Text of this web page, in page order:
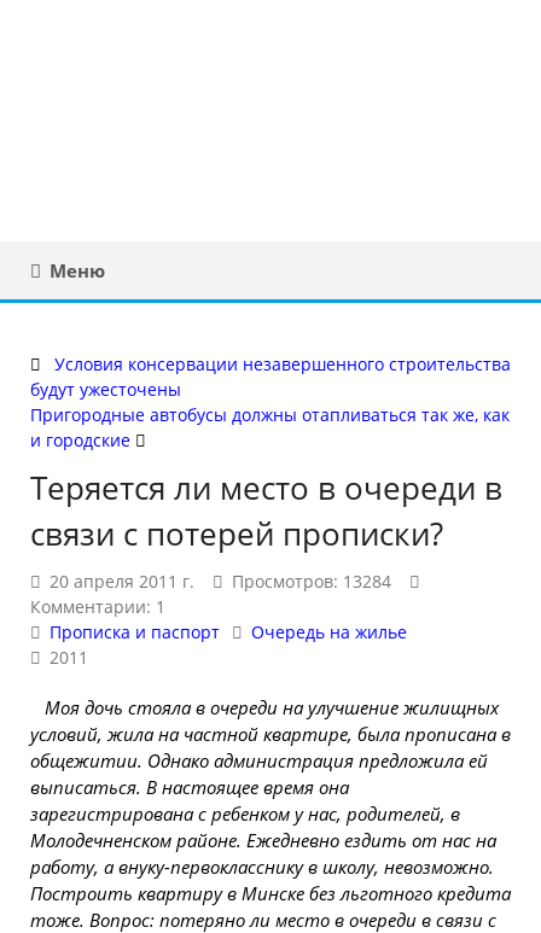
Меню
Условия консервации незавершенного строительства
будут ужесточены
Пригородные автобусы должны отапливаться так же, как
и городские
Теряется ли место в очереди в
связи с потерей прописки?
20 апреля 2011 г.
Просмотров: 13284
Комментарии: 1
Прописка и паспорт
Очередь на жилье
2011
Моя дочь стояла в очереди на улучшение жилищных
условий, жила на частной квартире, была прописана в
общежитии. Однако администрация предложила ей
выписаться. В настоящее время она
зарегистрирована с ребенком у нас, родителей, в
Молодечненском районе. Ежедневно ездить от нас на
работу, а внуку-первокласснику в школу, невозможно.
Построить квартиру в Минске без льготного кредита
тоже. Вопрос: потеряно ли место в очереди в связи с